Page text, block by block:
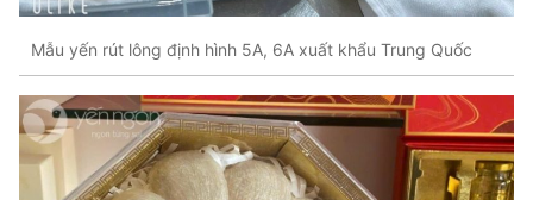
Mẫu yến rút lông định hình 5A, 6A xuất khẩu Trung Quốc